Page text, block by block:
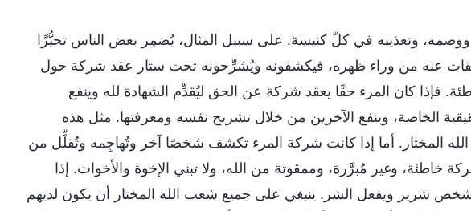
لكن هؤلاء الناس بدلًا من ذلك يكشفون الأشخاص الصالحين ويُعذِّبونهم، بحجة عقد شركة عن الحق. ما نيتهم وغرضهم؟ هل هم يستشيطون غضبًا لأنهم يرون أن الله يُخلِّص الصالحين؟ هذا هو الحال حقًا. الله لا يُخلِّص الأشرار، لذلك يكره الأشرار الله والصالحين؛ هذا كلّه طبيعي جدًا. الأشرار لا يقبلون الحق ولا يسعون إليه؛ لا يمكنهم أن يُخلَّصوا هم أنفسهم، ومع ذلك يُعذِّبون أولئك الصالحين الذين يسعون إلى الحق ويمكن أن يُخلَّصوا. ما المشكلة هنا؟ إذا كان لدى هؤلاء الناس معرفة بأنفسهم وبالحق، فيمكنهم أن ينفتحوا ويعقدوا شركة، ومع ذلك يستهدفون الآخرين دائمًا ويستفزونهم؛ فلديهم دائمًا ميل لمهاجمة الآخرين، ودائمًا ما يتخذون من الساعين إلى الحق أعداءً خياليين لهم. هذه هي سمات الأشرار. أولئك القادرون على مثل هذا الشر هم الأبالسة والشياطين الحقيقيون، وأضداد المسيح النموذجيون، الذين ينبغي تقييدهم، وإذا فعلوا الكثير من الشر، فيجب التعامل معهم على الفور؛ اطردوهم من الكنيسة. كل أولئك الذين يهاجمون الصالحين ويستبعدونهم هم عناصر فاسدة. لماذا أسميهم عناصر فاسدة؟ لأنهم من المرجح أن يُثيِروا نزاعاتٍ وصراعاتٍ لا داعي لها في الكنيسة، ما يجعل الوضع هناك أكثر وأكثر خطورة. إنهم يستهدفون شخصًا ما في يوم وآخر في اليوم التالي، ودائمًا ما يستهدفون الآخرين، يستهدفون أولئك الذين يحبون الحق ويسعون إليه. من المُرجَّح أن يُزعِج هذا حياة الكنيسة وأن تكون له تداعيات على أكل شعب الله المختار لكلام الله وشربه بشكل طبيعي، وكذلك على شركتهم الطبيعية عن الحق. كثيرًا ما يستغل هؤلاء الأشرار عيش حياة الكنيسة لمُهاجمة الآخرين باسم عقد شركة عن الحق. ثَمّة عدائية في كلّ ما يقولونه؛ إنهم يُدلون بتعليقات استفزازية لمهاجمة أولئك الذين يسعون إلى الحق وأولئك الذين يبذلون أنفسهم من أجل الله وإدانتهم. ماذا ستكون عواقب هذا؟ سيُعطِّل حياة الكنيسة ويُزعجها، ويُسبِّب قلقًا في قلوب الناس، ويجعلهم غير قادرين على الهدوء أمام الله. على وجه الخصوص، يمكن للأشياء عديمة الضمير التي يقولها هؤلاء الأشرار لإدانة الآخرين، ومهاجمتهم، وجرحهم أن تثير المقاومة. هذا لا يفضي إلى حل المشكلات؛ بل على العكس، يثير الخوف والقلق في الكنيسة ويُوتِّر العلاقات بين الناس، ما يؤدي إلى نشوء توتر بينهم ويدفعهم إلى الوقوع في صراع. سلوك هؤلاء الناس لا يؤثر على حياة الكنيسة فحسب، بل يثير أيضًا الصراع في الكنيسة. يمكن أن يؤثر ذلك حتى على عمل الكنيسة ككل وعلى نشر الإنجيل. لذا، يحتاج القادة والعاملون إلى تحذير هذا النوع من الأشخاص، ويحتاجون أيضًا إلى تقييدهم والتعامل معهم. من ناحية، يجب على الإخوة والأخوات فرض قيود صارمة على هؤلاء الأشرار الذين يُهاجمون الآخرين ويُدينونهم بشكل مُتكرِّر. ومن ناحية أخرى، ينبغي على قادة الكنيسة كشف أولئك الذين ينالون من الآخرين ويدينونهم بشكلٍ تعسفي ومنعهم على الفور، وإذا ظلَّوا غير قابلين للإصلاح، فيجب إخراجهم من الكنيسة. يجب منع الأشرار من إزعاج حياة الكنيسة في الاجتماعات، وفي الوقت نفسه، ينبغي تقييد حديث الأشخاص المُشوَّشين بطريقة تؤثر على حياة الكنيسة. إذا عُثِر على شخصٍ شريرٍ يفعل الشر، فيجب كشفه. يجب ألا يُسمَح له على الإطلاق بالتصرُّف وفقًا لمشيئته، وفعل الشر كما يشاء. هذا ضروري للحفاظ على حياة الكنيسة الطبيعية وضمان أن شعب الله المختار يمكنه أن يجتمع، ويأكل كلام الله ويشربه، ويعقد شركة عن الحق بشكل طبيعي، ما يسمح لهم بتتميم واجباتهم بشكل طبيعي. حينها فقط يمكن أن تُنفَّذ مشيئة الله في الكنيسة، وبهذه الطريقة فقط يمكن لشعب الله المختار أن يفهم الحق، ويدخل إلى الواقع، ويربح بركات الله. هل اكتشفتم هذا النوع من الأشرار في الكنيسة؟ إنهم يُضمِرون دائمًا كراهيةً ناتجةً عن الحسد تجاه الصالحين، ويستهدفونهم دائمًا. فهم اليوم لا يحبون شخصًا صالحًا، وغدًا شخصًا آخر؛ إنهم قادرون على انتقاد أي شخص وتصيُّد عيوبه، وعلاوة على ذلك، يبدو ما يقولونه وجيهًا ومعقولًا جدًا، وفي النهاية يُثيرون غضبًا واسع النطاق، ويصبحون آفة للمجموعة. إنهم يُزعِجون الكنيسة لدرجة أن قلوب الناس تسقط في حالة من الاضطراب، ويصبح الكثير من الناس سلبيين وضعفاء، ولا تُكتسَب أي منفعة أو بناء من الاجتماعات، بل إن البعض يفقد الرغبة في حضور الاجتماعات. أليس مثل هؤلاء الأشرار عناصر فاسدة؟ إذا لم يصلوا إلى المستوى الذي يستدعي إخراجهم، فينبغي عزلهم أو تقييدهم. على سبيل المثال، أثناء الاجتماعات، خصِّصوا لهم مقعدًا منعزلًا لمنعهم من التأثير على الآخرين. إذا أصرَّوا على البحث عن فرص للتحدُّث ومهاجمة الناس، فينبغي تقييدهم، ومنعهم من قول أشياء عديمة الفائدة. إذا أصبح من المستحيل تقييدهم وكانوا على وشك الانفجار أو المقاومة، فينبغي إخراجهم على الفور. أي، عندما لا يعودون راغبين في أن يُقيَّدوا، ويقولون: "على أيّ أساس تُقيِّدون كلامي؟ لماذا يتحدَّث كل شخص آخر لمدة خمس دقائق، وأنا دقيقة واحدة فقط؟"؛ عندما يطرحون هذه الأسئلة باستمرار، فهذا يعني أنهم سيُقاومون. عندما يكونون على وشك المقاومة، ألا يكونون مُتحدِّين؟ ألا يحاولون التسبُّب في المتاعب، وإثارة الاضطرابات؟ أليسوا على وشك إزعاج حياة الكنيسة؟ إنهم على وشك الكشف عن حقيقتهم؛ لقد حان وقت التعامل معهم؛ يجب تصفيتهم بسرعة. هل هذا معقول؟ نعم، إنه كذلك. إن ضمان أن الأغلبية يمكنها أن تعيش حياة كنسية طبيعية ليس بالأمر السهل حقًا، مع وجود جميع أنواع الأشرار، والأرواح الشريرة، والأرواح القذرة، و"المواهب الخاصة" التي تتطلع إلى إفساد الأمور. هل يمكننا تحمُّل عدم تقييدهم؟ بعض "المواهب الخاصة" تبدأ في التقليل من شأن الآخرين ومهاجمتهم بمُجرَّد أن يفتحوا أفواههم؛ إذا كنتَ ترتدي نظارات أو إذا لم يكن لديك الكثير من الشعر، فإنهم يُهاجِمونك؛ وإذا شاركت شهادتك الاختبارية أثناء الاجتماعات أو إذا كنت مبادرًا ومسؤولًا في القيام بواجباتك، يُهاجِمونك ويحكمون عليك؛ وإذا كان لديك إيمان بالله أثناء التجارب، أو إذا كنتَ ضعيفًا، أو إذا تغلبتَ على الصعوبات العائلية باستخدام إيمانك دون الشكوى من الله، فإنهم يُهاجِمونك. ماذا يعني الهجوم هنا؟ إنه يعني أنه مهما كان ما يفعله الآخرون، فإنه لا يرضي هؤلاء الناس أبدًا؛ إنهم دائمًا ما لا يحبون ذلك، ودائمًا ما يبحثون عن عيوب لا وجود لها، ودائمًا ما يسعون إلى اتهام الآخرين بأشياء، ولا شيء مما يفعله الآخرون صحيح في نظرهم أبدًا. حتى إذا عقدتَ شركة عن الحق وعالجتَ القضايا وفقًا لترتيبات عمل بيت الله، فسوف يتصيَّدون الأخطاء وينتقدون، ويجدون عيبًا في كلّ ما تفعله. إنهم يُثيرون المتاعب عمدًا، والجميع عرضة لهجماتهم. في كلّ مرة يظهر فيها شخص مثل هذا في الكنيسة، يجب عليكم التعامل معه؛ وإذا ظهر اثنان منهم، فينبغي عليكم التعامل مع كليهما. هذا لأن الضرر الذي يُل